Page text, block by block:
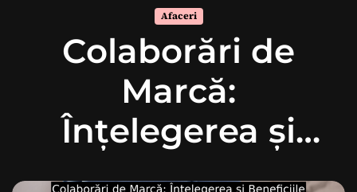
Afaceri
Colaborări de
Marcă:
Înțelegerea și
Beneficiile